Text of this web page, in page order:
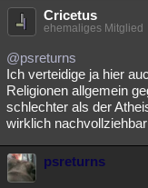
Cricetus
ehemaliges Mitglied
@psreturns
Ich verteidige ja hier
Religionen allgemein
schlechter als der
wirklich
psreturns